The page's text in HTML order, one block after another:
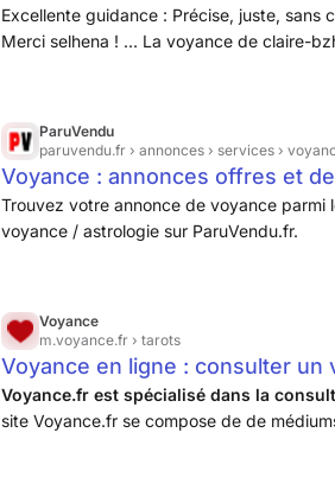
Excellente guidance : Précise, juste, sans
Merci selhena ! ... La voyance de claire-
ParuVendu
paruvendu.fr › annonces › services ›
Voyance : annonces offres et
Trouvez votre annonce de voyance parmi
voyance / astrologie sur ParuVendu.fr.
Voyance
m.voyance.fr › tarots
Voyance en ligne : consulter
Voyance.fr est spécialisé dans la
site Voyance.fr se compose de de